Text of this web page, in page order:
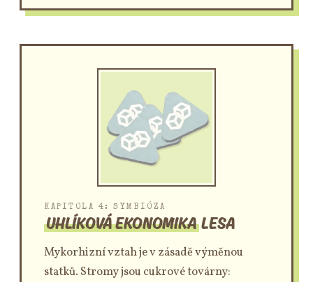
KAPITOLA 4: SYMBIÓZA
UHLÍKOVÁ EKONOMIKALESA
Mykorhizní vztah je v zásadě výměnou
statků. Stromy jsou cukrové továrny: